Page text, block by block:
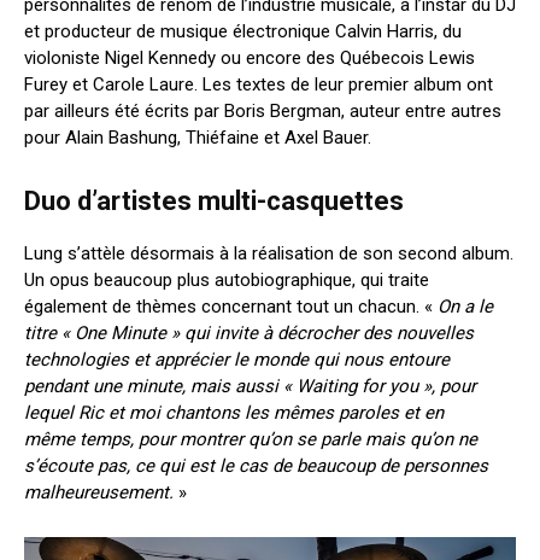
personnalités de renom de l’industrie musicale, à l’instar du DJ
et producteur de musique électronique Calvin Harris, du
violoniste Nigel Kennedy ou encore des Québecois Lewis
Furey et Carole Laure. Les textes de leur premier album ont
par ailleurs été écrits par Boris Bergman, auteur entre autres
pour Alain Bashung, Thiéfaine et Axel Bauer.
Duo d’artistes multi-casquettes
Lung s’attèle désormais à la réalisation de son second album.
Un opus beaucoup plus autobiographique, qui traite
également de thèmes concernant tout un chacun. « On a le
titre « One Minute » qui invite à décrocher des nouvelles
technologies et apprécier le monde qui nous entoure
pendant une minute, mais aussi « Waiting for you », pour
lequel Ric et moi chantons les mêmes paroles et en
même temps, pour montrer qu’on se parle mais qu’on ne
s’écoute pas, ce qui est le cas de beaucoup de personnes
malheureusement. »